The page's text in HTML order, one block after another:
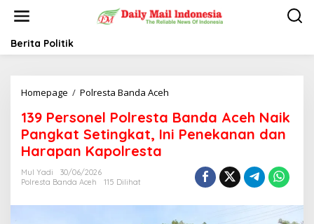
t
Berita Politik
Homepage / Polresta Banda Aceh
9
P
e
e
139 Personel Polresta Banda Aceh Naik
Pangkat Setingkat, Ini Penekanan dan
Harapan Kapolresta
Mul Yadi
30/06/2026
Polresta Banda Aceh
115 Dilihat